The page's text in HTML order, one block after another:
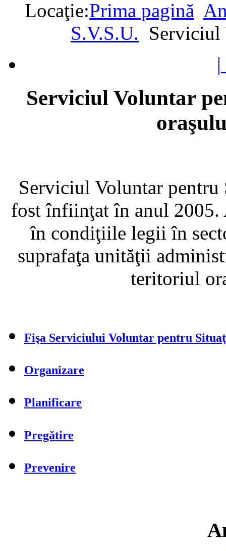
Locaţie:Prima pagină
S.V.S.U. Serviciul
Serviciul Voluntar
Serviciul Voluntar pentru
fost înfiinţat în anul 2005.
în condiţiile legii în
suprafaţa unităţii
teritoriul
Fişa Serviciului Voluntar pentru
Organizare
Planificare
Pregătire
Prevenire